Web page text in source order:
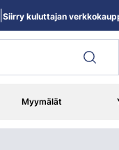
Myymälät
Siirry kuluttajan